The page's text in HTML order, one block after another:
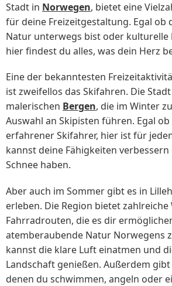
Stadt in Norwegen, bietet eine
für deine Freizeitgestaltung. Egal ob
Natur unterwegs bist oder kulturelle
hier findest du alles, was dein Herz
Eine der bekanntesten
ist zweifellos das Skifahren. Die
malerischen Bergen, die im Winter
Auswahl an Skipisten führen. Egal
erfahrener Skifahrer, hier ist für
kannst deine Fähigkeiten verbessern
Schnee haben.
Aber auch im Sommer gibt es in
erleben. Die Region bietet
Fahrradrouten, die es dir
atemberaubende Natur Norwegens
kannst die klare Luft einatmen und
Landschaft genießen. Außerdem gibt
denen du schwimmen, angeln oder